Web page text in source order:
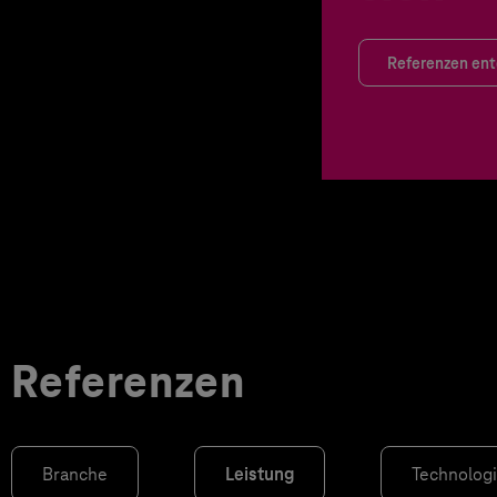
Referenzen
Referenzen
Branche Leistung